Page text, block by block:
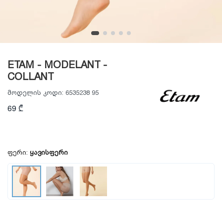
ETAM - MODELANT -
COLLANT
მოდელის კოდი: 6535238 95
69 ₾
ფერი: ყავისფერი